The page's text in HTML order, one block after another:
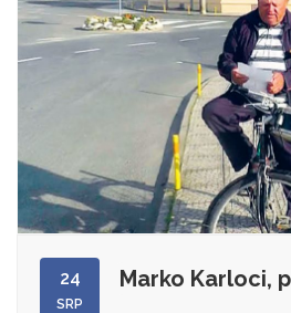
24
SRP
Marko Karloci,